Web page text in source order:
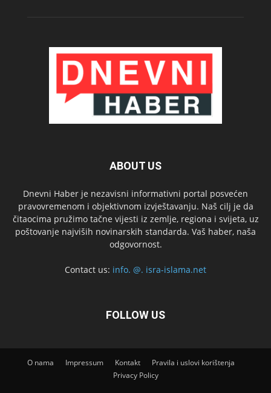
ABOUT US
Dnevni Haber je nezavisni informativni portal posvećen
pravovremenom i objektivnom izvještavanju. Naš cilj je da
čitaocima pružimo tačne vijesti iz zemlje, regiona i svijeta, uz
poštovanje najviših novinarskih standarda. Vaš haber, naša
odgovornost.
Contact us: info. @. isra-islama.net
FOLLOW US
O nama Impressum Kontakt
Pravila i uslovi korištenja
Privacy Policy